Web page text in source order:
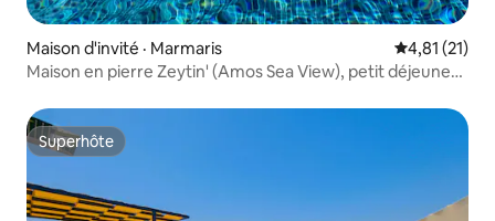
Maison d'invité · Marmaris Note
4,81 (21)
Maison en pierre Zeytin' (Amos Sea View), petit déjeuner
Superhôte
Superhôte